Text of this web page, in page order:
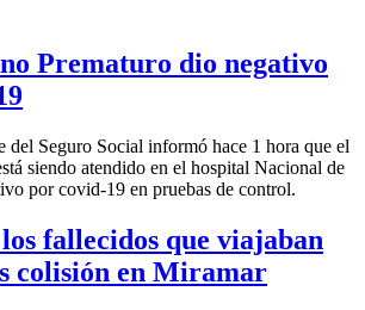
Prematuro dio negativo
del Seguro Social informó hace 1 hora que el
siendo atendido en el hospital Nacional de
por covid-19 en pruebas de control.
fallecidos que viajaban
colisión en Miramar